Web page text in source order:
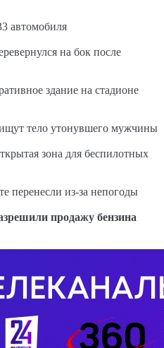
автомобиля
на бок после
здание на стадионе
тело утонувшего мужчины
зона для беспилотных
перенесли из-за непогоды
продажу бензина